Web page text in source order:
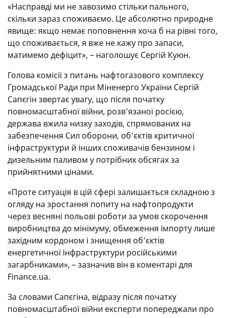
«Насправді ми не завозимо стільки пального,
скільки зараз споживаємо. Це абсолютно природне
явище: якщо немає поповнення хоча б на рівні того,
що споживається, я вже не кажу про запаси,
матимемо дефіцит», – наголошує Сергій Куюн.
Голова комісії з питань нафтогазового комплексу
Громадської Ради при Міненерго України Сергій
Сапєгін звертає увагу, що після початку
повномасштабної війни, розв’язаної росією,
держава вжила низку заходів, спрямованих на
забезпечення Сил оборони, об’єктів критичної
інфраструктури й інших споживачів бензином і
дизельним паливом у потрібних обсягах за
прийнятними цінами.
«Проте ситуація в цій сфері залишається складною з
огляду на зростання попиту на нафтопродукти
через весняні польові роботи за умов скорочення
виробництва до мінімуму, обмеження імпорту лише
західним кордоном і знищення об’єктів
енергетичної інфраструктури російськими
загарбниками», – зазначив він в коментарі для
Finance.ua.
За словами Сапєгіна, відразу після початку
повномасштабної війни експерти попереджали про